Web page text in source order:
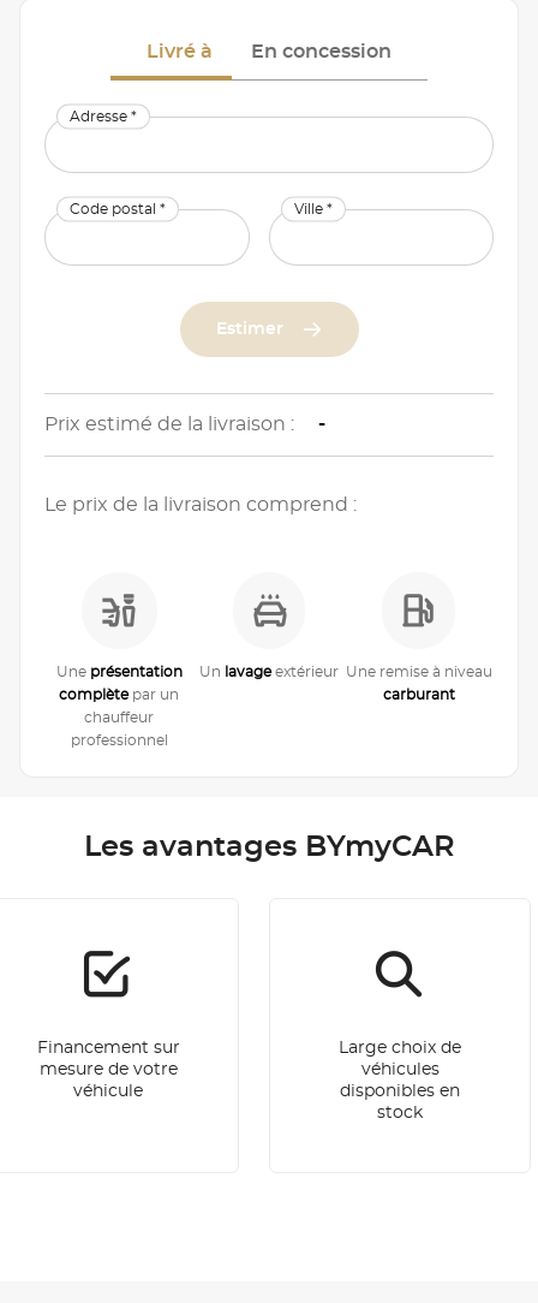
Livré à En concession
Adresse *
Code postal * Ville *
Estimer
Prix estimé de la livraison : -
Le prix de la livraison comprend :
Une présentation
complètepar un
chauffeur
professionnel
Un lavageextérieur Une remise à niveau
carburant
Les avantages BYmyCAR
Financement sur
mesure de votre
véhicule
Large choix de
véhicules
disponibles en
stock